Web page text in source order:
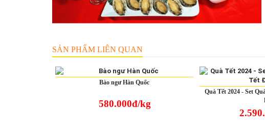
SẢN PHẨM LIÊN QUAN
Bào ngư Hàn Quốc
580.000đ/kg
Quà Tết 2024 - Set